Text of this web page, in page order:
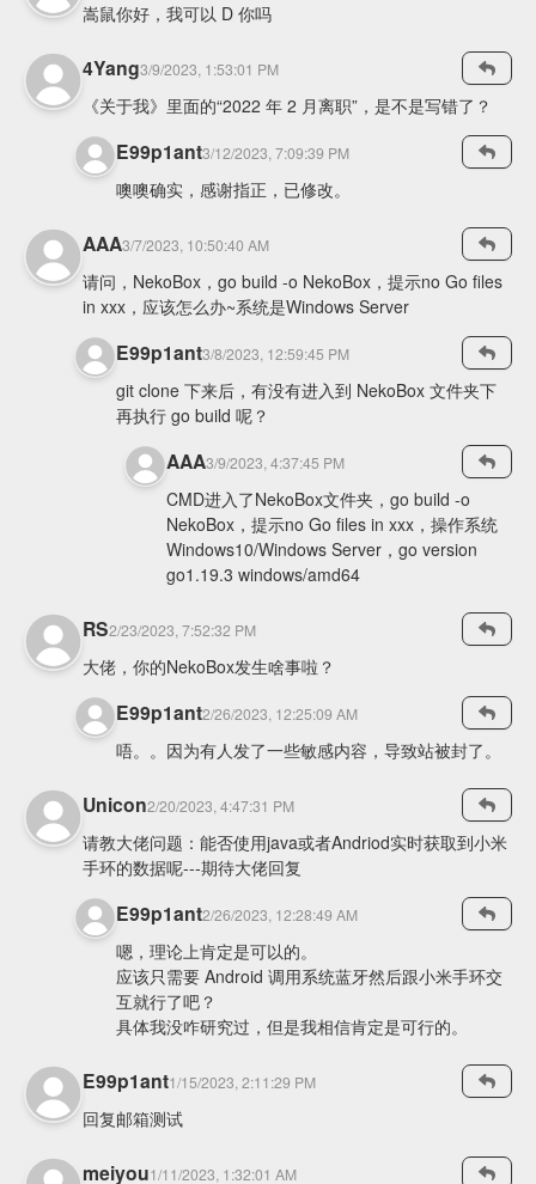
嵩鼠你好，我可以 D 你吗
4Yang3/9/2023, 1:53:01 PM
《关于我》里面的“2022 年 2 月离职”，是不是写错了？
E99p1ant3/12/2023, 7:09:39 PM
噢噢确实，感谢指正，已修改。
AAA3/7/2023, 10:50:40 AM
请问，NekoBox，go build -o NekoBox，提示no Go files
in xxx，应该怎么办~系统是Windows Server
E99p1ant3/8/2023, 12:59:45 PM
git clone 下来后，有没有进入到 NekoBox 文件夹下
再执行 go build 呢？
AAA3/9/2023, 4:37:45 PM
CMD进入了NekoBox文件夹，go build -o
NekoBox，提示no Go files in xxx，操作系统
Windows10/Windows Server，go version
go1.19.3 windows/amd64
RS2/23/2023, 7:52:32 PM
大佬，你的NekoBox发生啥事啦？
E99p1ant2/26/2023, 12:25:09 AM
唔。。因为有人发了一些敏感内容，导致站被封了。
Unicon2/20/2023, 4:47:31 PM
请教大佬问题：能否使用java或者Andriod实时获取到小米
手环的数据呢---期待大佬回复
E99p1ant2/26/2023, 12:28:49 AM
嗯，理论上肯定是可以的。
应该只需要 Android 调用系统蓝牙然后跟小米手环交
互就行了吧？
具体我没咋研究过，但是我相信肯定是可行的。
E99p1ant1/15/2023, 2:11:29 PM
回复邮箱测试
meiyou1/11/2023, 1:32:01 AM